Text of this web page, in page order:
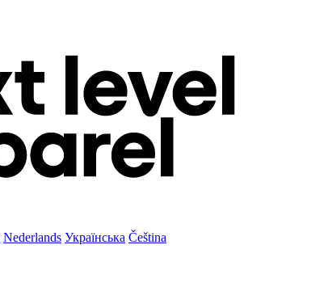
Nederlands Українська Čeština